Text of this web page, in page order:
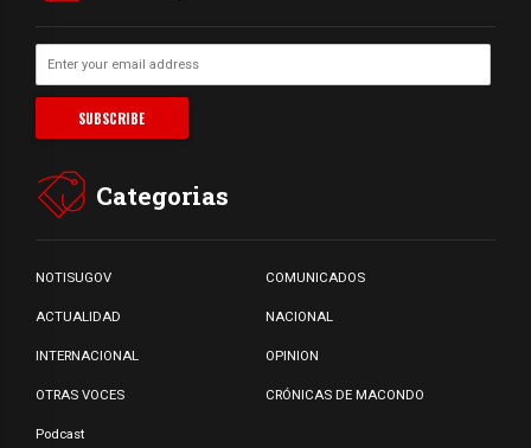
Categorias
NOTISUGOV COMUNICADOS
ACTUALIDAD NACIONAL
INTERNACIONAL OPINION
OTRAS VOCES CRÓNICAS DE MACONDO
Podcast